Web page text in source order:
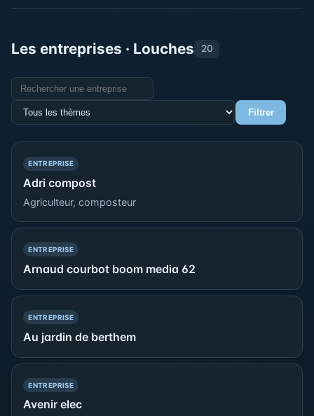
Les entreprises · Louches 20
Rechercher une entreprise
Thème
Filtrer
ENTREPRISE— PRÉSENCE SIMPLE
Adri compost
Agriculteur, composteur
ENTREPRISE— PRÉSENCE SIMPLE
Arnaud courbot boom media 62
ENTREPRISE— PRÉSENCE SIMPLE
Au jardin de berthem
ENTREPRISE— PRÉSENCE SIMPLE
Avenir elec